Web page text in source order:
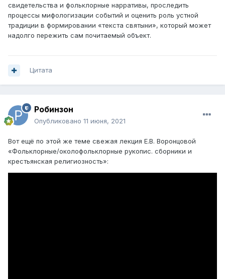
свидетельства и фольклорные нарративы, проследить
процессы мифологизации событий и оценить роль устной
традиции в формировании «текста святыни», который может
надолго пережить сам почитаемый объект.
Цитата
Робинзон
Опубликовано 11 июня, 2021
Вот ещё по этой же теме свежая лекция Е.В. Воронцовой
«Фольклорные/околофольклорные рукопис. сборники и
крестьянская религиозность»: